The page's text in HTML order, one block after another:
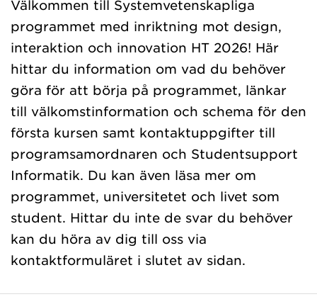
Välkommen till Systemvetenskapliga
programmet med inriktning mot design,
interaktion och innovation HT 2026! Här
hittar du information om vad du behöver
göra för att börja på programmet, länkar
till välkomstinformation och schema för den
första kursen samt kontaktuppgifter till
programsamordnaren och Studentsupport
Informatik. Du kan även läsa mer om
programmet, universitetet och livet som
student. Hittar du inte de svar du behöver
kan du höra av dig till oss via
kontaktformuläret i slutet av sidan.